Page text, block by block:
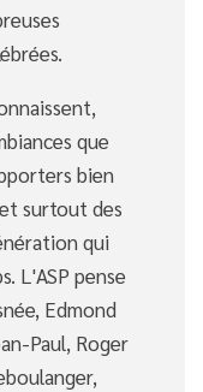
que
bien
surtout des
qui
L'ASP pense
Edmond
Paul, Roger